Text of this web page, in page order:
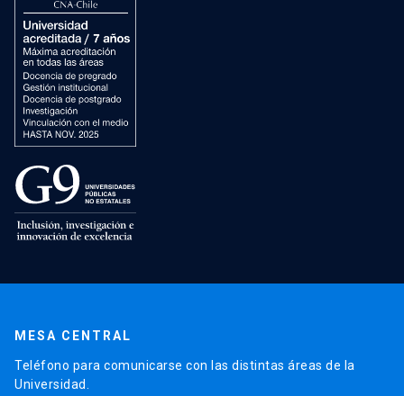
MESA CENTRAL
Teléfono para comunicarse con las distintas áreas de la
Universidad.